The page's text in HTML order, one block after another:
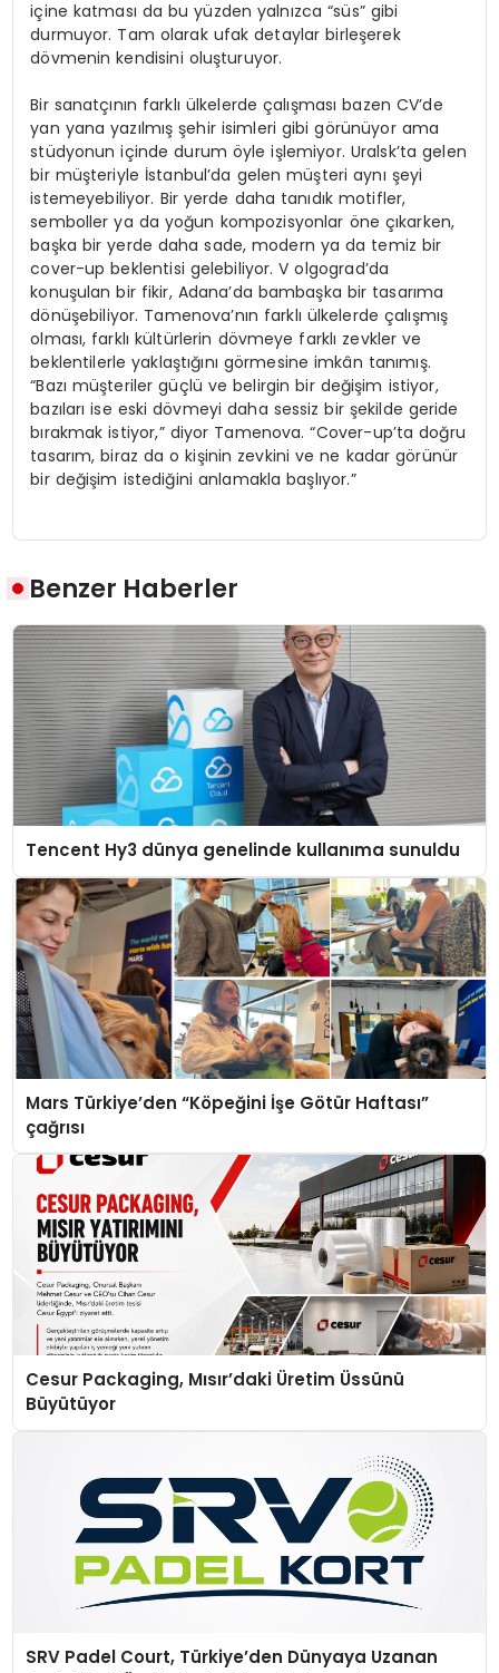
içine katması da bu yüzden yalnızca “süs” gibi
durmuyor. Tam olarak ufak detaylar birleşerek
dövmenin kendisini oluşturuyor.
Bir sanatçının farklı ülkelerde çalışması bazen CV’de
yan yana yazılmış şehir isimleri gibi görünüyor ama
stüdyonun içinde durum öyle işlemiyor. Uralsk’ta gelen
bir müşteriyle İstanbul’da gelen müşteri aynı şeyi
istemeyebiliyor. Bir yerde daha tanıdık motifler,
semboller ya da yoğun kompozisyonlar öne çıkarken,
başka bir yerde daha sade, modern ya da temiz bir
cover-up beklentisi gelebiliyor. V olgograd’da
konuşulan bir fikir, Adana’da bambaşka bir tasarıma
dönüşebiliyor. Tamenova’nın farklı ülkelerde çalışmış
olması, farklı kültürlerin dövmeye farklı zevkler ve
beklentilerle yaklaştığını görmesine imkân tanımış.
“Bazı müşteriler güçlü ve belirgin bir değişim istiyor,
bazıları ise eski dövmeyi daha sessiz bir şekilde geride
bırakmak istiyor,” diyor Tamenova. “Cover-up’ta doğru
tasarım, biraz da o kişinin zevkini ve ne kadar görünür
bir değişim istediğini anlamakla başlıyor.”
Benzer Haberler
Tencent Hy3 dünya genelinde kullanıma sunuldu
Mars Türkiye’den “Köpeğini İşe Götür Haftası”
çağrısı
Cesur Packaging, Mısır’daki Üretim Üssünü
Büyütüyor
SRV Padel Court, Türkiye’den Dünyaya Uzanan